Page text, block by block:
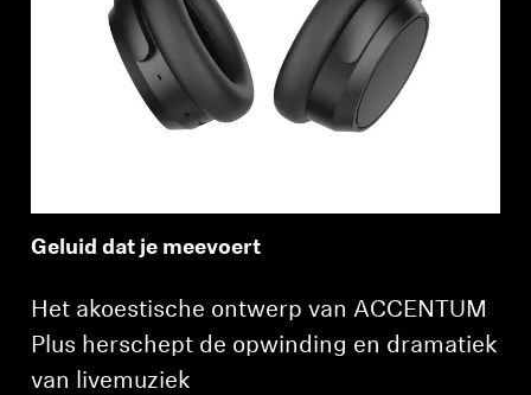
Geluid dat je meevoert
Het akoestische ontwerp van ACCENTUM
Plus herschept de opwinding en dramatiek
van livemuziek